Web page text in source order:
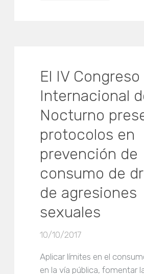
El IV Congreso
Internacional
Nocturno
protocolos en
prevención de
consumo de
de agresiones
sexuales
10/10/2017
Aplicar límites en el
en la vía pública, fomentar